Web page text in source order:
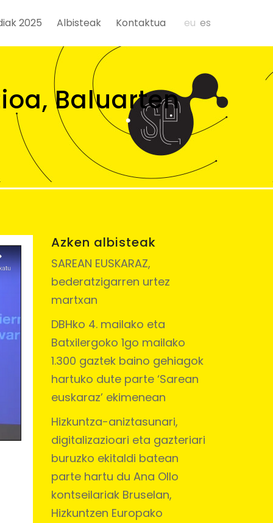
2025 Albisteak Kontaktua eu es
Baluarten
Azken albisteak
SAREAN EUSKARAZ,
bederatzigarren urtez
martxan
DBHko 4. mailako eta
Batxilergoko 1go mailako
1.300 gaztek baino gehiagok
hartuko dute parte ‘Sarean
euskaraz’ ekimenean
Hizkuntza-aniztasunari,
digitalizazioari eta gazteriari
buruzko ekitaldi batean
parte hartu du Ana Ollo
kontseilariak Bruselan,
Hizkuntzen Europako